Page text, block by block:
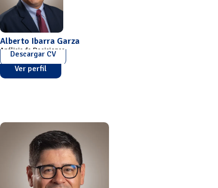
Alberto Ibarra Garza
Análisis de Decisiones
Descargar CV
Ver perfil